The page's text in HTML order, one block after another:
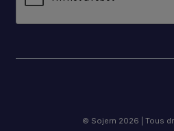
© Sojern 2026 | Tous